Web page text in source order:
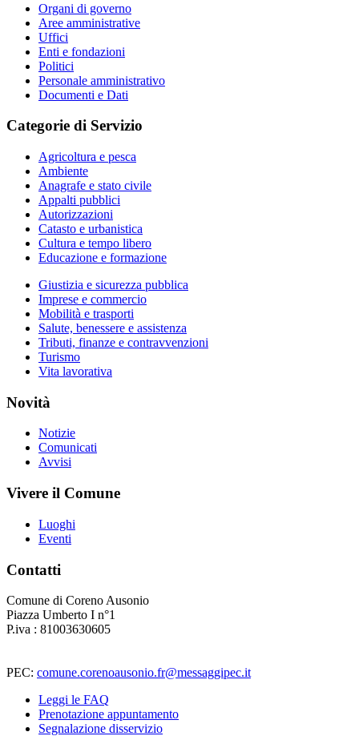
Organi di governo
Aree amministrative
Uffici
Enti e fondazioni
Politici
Personale amministrativo
Documenti e Dati
Categorie di Servizio
Agricoltura e pesca
Ambiente
Anagrafe e stato civile
Appalti pubblici
Autorizzazioni
Catasto e urbanistica
Cultura e tempo libero
Educazione e formazione
Giustizia e sicurezza pubblica
Imprese e commercio
Mobilità e trasporti
Salute, benessere e assistenza
Tributi, finanze e contravvenzioni
Turismo
Vita lavorativa
Novità
Notizie
Comunicati
Avvisi
Vivere il Comune
Luoghi
Eventi
Contatti
Comune di Coreno Ausonio
Piazza Umberto I n°1
P.iva : 81003630605
PEC: comune.corenoausonio.fr@messaggipec.it
Leggi le FAQ
Prenotazione appuntamento
Segnalazione disservizio